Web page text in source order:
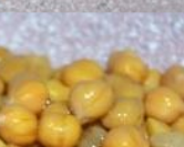
dentro i ceci.